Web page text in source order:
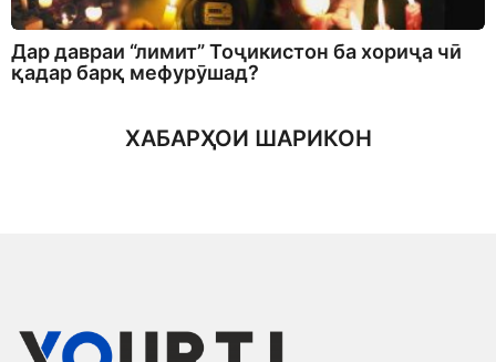
Дар давраи “лимит” Тоҷикистон ба хориҷа чӣ
қадар барқ мефурӯшад?
ХАБАРҲОИ ШАРИКОН